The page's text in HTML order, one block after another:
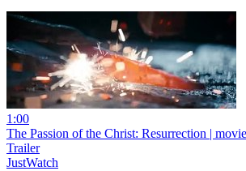
1:00
The Passion of the Christ: Resurrection |
Trailer
JustWatch